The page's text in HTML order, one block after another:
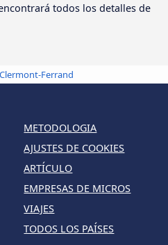
todos los detalles de
Clermont-Ferrand
METODOLOGIA
AJUSTES DE COOKIES
ARTÍCULO
EMPRESAS DE MICROS
VIAJES
TODOS LOS PAÍSES